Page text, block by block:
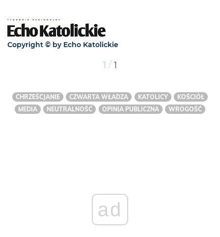
Copyright © by Echo Katolickie
1 / 1
CHRZEŚCJANIE CZWARTA WŁADZA KATOLICY
KOŚCIÓŁ
MEDIA
NEUTRALNOŚĆ OPINIA PUBLICZNA WROGOŚĆ
ad